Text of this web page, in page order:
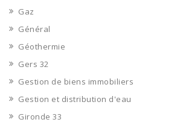
Gaz
Général
Géothermie
Gers 32
Gestion de biens immobiliers
Gestion et distribution d'eau
Gironde 33